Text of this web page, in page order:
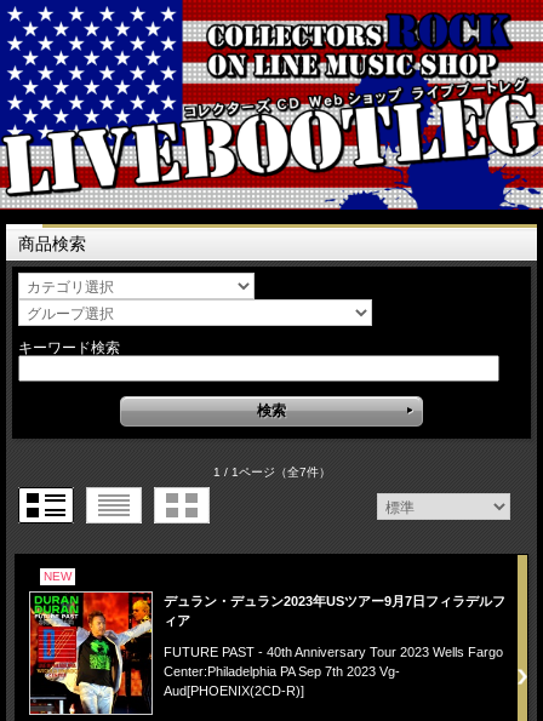
商品検索
キーワード検索
1 / 1ページ（全7件）
NEW
デュラン・デュラン2023年USツアー9月7日フィラデルフ
ィア
FUTURE PAST - 40th Anniversary Tour 2023 Wells Fargo
Center:Philadelphia PA Sep 7th 2023 Vg-
Aud[PHOENIX(2CD-R)]